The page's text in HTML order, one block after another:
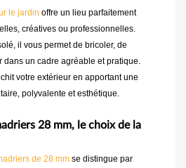
le jardin offre un lieu parfaitement
créatives ou professionnelles.
il vous permet de bricoler, de
dans un cadre agréable et pratique.
votre extérieur en apportant une
polyvalente et esthétique.
28 mm, le choix de la
de 28 mm se distingue par